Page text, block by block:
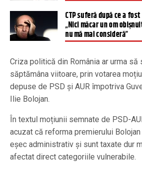
CTP suferă după ce a
„Nici măcar un om
nu mă mai consideră”
Criza politică din România ar urma să
săptămâna viitoare, prin votarea
depuse de PSD și AUR împotriva
Ilie Bolojan.
În textul moțiunii semnate de PSD-
acuzat că reforma premierului
eșec administrativ și sunt taxate dur
afectat direct categoriile vulnerabile.